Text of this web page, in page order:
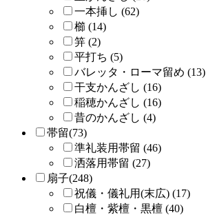
一本挿し (62)
櫛 (14)
笄 (2)
平打ち (5)
バレッタ・ローマ留め (13)
干支かんざし (16)
稲穂かんざし (16)
昔のかんざし (4)
帯留(73)
準礼装用帯留 (46)
洒落用帯留 (27)
扇子(248)
祝儀・儀礼用(末広) (17)
白檀・紫檀・黒檀 (40)